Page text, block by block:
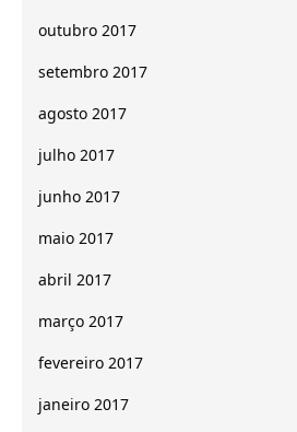
outubro 2017
setembro 2017
agosto 2017
julho 2017
junho 2017
maio 2017
abril 2017
março 2017
fevereiro 2017
janeiro 2017